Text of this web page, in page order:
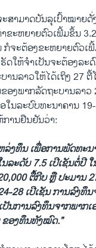
ສາມາດບັນລຸເປົ້າໝາຍ
ຂະຫຍາຍຕົວເພີ້ມຂຶ້ນ
ຈະຕ້ອງຂະຫຍາຍຕົວເ
ດໃຫ້ຈຳເປັນຈະຕ້ອງລ
ານລາວໃຫ້ໄດ້ເຖິງ 27
ອງພາກລັດຖະບານລາວ
ໃນລະບົບທະນາຄານ
ານຢືນຢັນວ່າ:
ລ່ງທຶນ ເພື່ອການພັດທະ
ລະດັບ 7.5 ເປີເຊັນຕໍ່ປີ
ຕື້ກີບ ຫຼື ປະມານ
28 ເປີເຊັນ ການລົງທຶ
ປັນການລົງທຶນຈາກພາກ
ຂອງທຶນທັງໝົດ.”